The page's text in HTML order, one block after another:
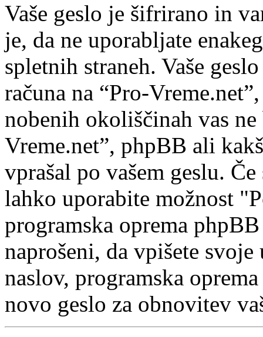
Vaše geslo je šifrirano in
je, da ne uporabljate
spletnih straneh. Vaše
računa na “Pro-
nobenih okoliščinah vas
Vreme.net”, phpBB ali
vprašal po vašem geslu.
lahko uporabite možnost
programska oprema
naprošeni, da vpišete
naslov, programska
novo geslo za obnovitev